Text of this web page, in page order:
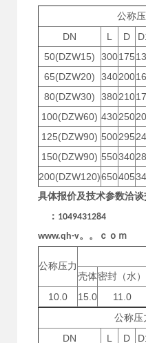
公称
DN
L D
50(DZW15)
300175
65(DZW20)
340200
80(DZW30)
380210
100(DZW60) 430250
125(DZW90) 500295
150(DZW90) 550340
200(DZW120)650405
具体报价及技术参数洽谈
： 1049431284
www.qh-v。。ｃｏｍ
公称压力
壳体密封（水）
10.0 15.0 11.0
公称压
DN
L D